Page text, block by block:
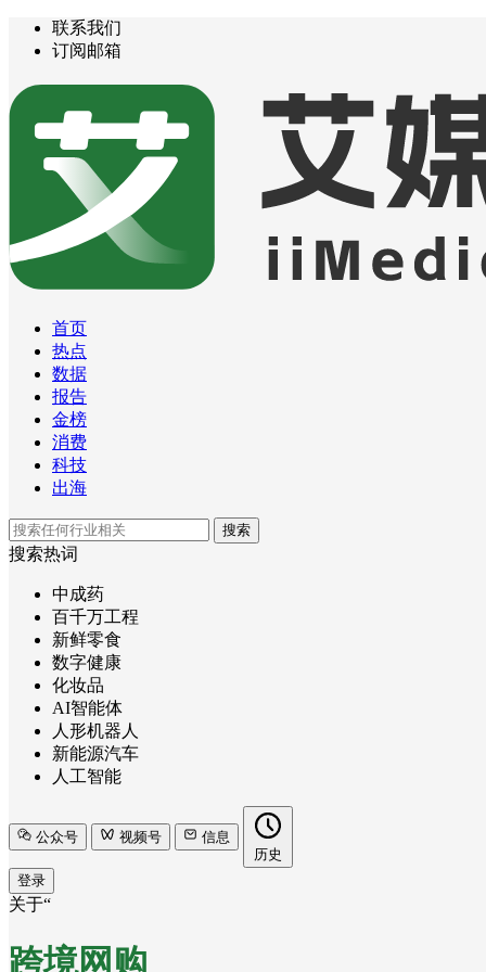
联系我们
订阅邮箱
首页
热点
数据
报告
金榜
消费
科技
出海
搜索
搜索热词
中成药
百千万工程
新鲜零食
数字健康
化妆品
AI智能体
人形机器人
新能源汽车
人工智能
公众号 视频号
信息
历史
登录
关于“
跨境网购